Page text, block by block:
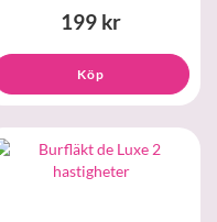
199 kr
Köp